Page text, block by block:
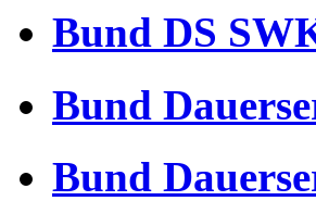
Bund DS
Bund
Bund